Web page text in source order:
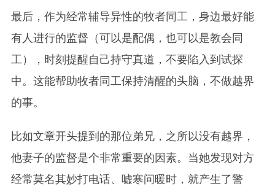
最后，作为经常辅导异性的牧者同工，身边最好能
有人进行的监督（可以是配偶，也可以是教会同
工），时刻提醒自己持守真道，不要陷入到试探
中。这能帮助牧者同工保持清醒的头脑，不做越界
的事。
比如文章开头提到的那位弟兄，之所以没有越界，
他妻子的监督是个非常重要的因素。当她发现对方
经常莫名其妙打电话、嘘寒问暖时，就产生了警